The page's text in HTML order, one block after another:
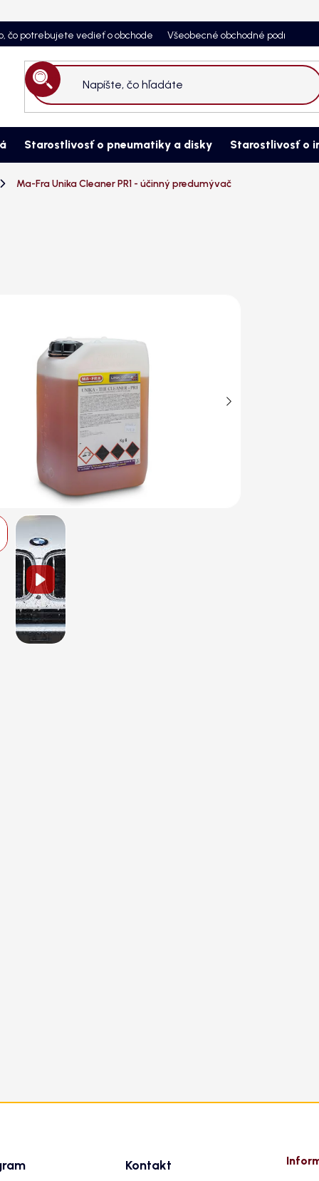
čo potrebujete vedieť o obchode Všeobecné obchodné podmienky
Hľadať
Starostlivosť o pneumatiky a disky Starostlivosť o
Ma-Fra Unika Cleaner PR1 - účinný predumývač
Kontakt